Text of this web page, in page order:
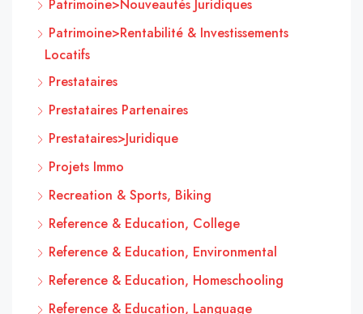
Patrimoine>Nouveautés Juridiques
Patrimoine>Rentabilité & Investissements
Locatifs
Prestataires
Prestataires Partenaires
Prestataires>Juridique
Projets Immo
Recreation & Sports, Biking
Reference & Education, College
Reference & Education, Environmental
Reference & Education, Homeschooling
Reference & Education, Language